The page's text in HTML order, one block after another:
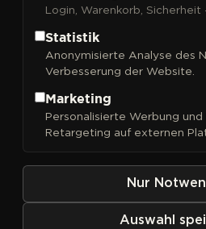
Sortieren nach
Login, Warenkorb, Sicherheit
Statistik
Anonymisierte Analyse des
Verbesserung der Website.
Marketing
Personalisierte Werbung und
Retargeting auf externen
Nur
Auswahl